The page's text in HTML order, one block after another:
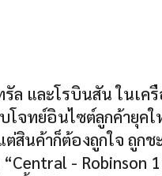
ล และโรบินสัน ในเค
โจทย์อินไซต์ลูกค้ายุค
ต่สินค้าก็ต้องถูกใจ ถูกช
- Robinson